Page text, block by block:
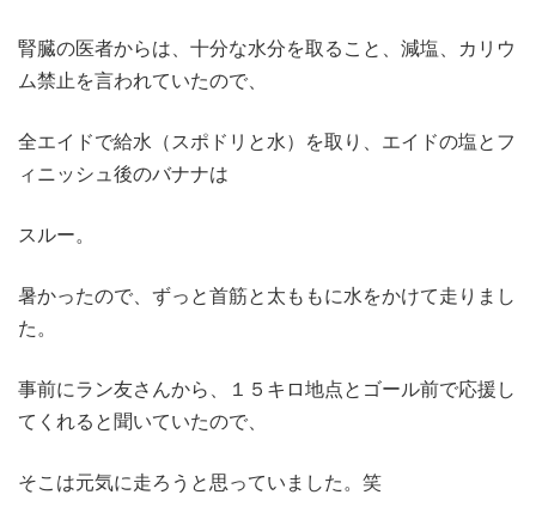
腎臓の医者からは、十分な水分を取ること、減塩、カリウ
ム禁止を言われていたので、
全エイドで給水（スポドリと水）を取り、エイドの塩とフ
ィニッシュ後のバナナは
スルー。
暑かったので、ずっと首筋と太ももに水をかけて走りまし
た。
事前にラン友さんから、１５キロ地点とゴール前で応援し
てくれると聞いていたので、
そこは元気に走ろうと思っていました。笑